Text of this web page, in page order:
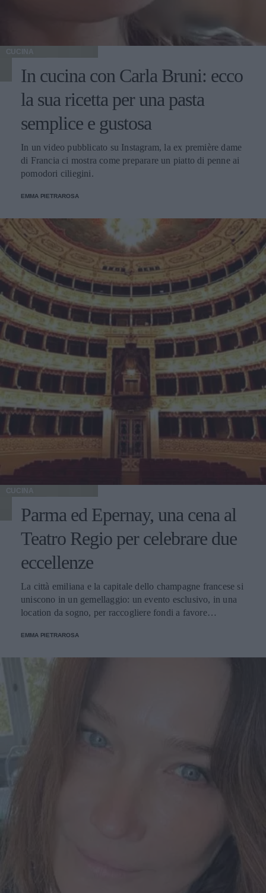
CUCINA
In cucina con Carla Bruni: ecco
la sua ricetta per una pasta
semplice e gustosa
In un video pubblicato su Instagram, la ex première dame
di Francia ci mostra come preparare un piatto di penne ai
pomodori ciliegini.
EMMA PIETRAROSA
CUCINA
Parma ed Epernay, una cena al
Teatro Regio per celebrare due
eccellenze
La città emiliana e la capitale dello champagne francese si
uniscono in un gemellaggio: un evento esclusivo, in una
location da sogno, per raccogliere fondi a favore
EMMA PIETRAROSA